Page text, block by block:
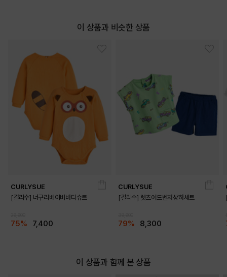
이 상품과 비슷한 상품
CURLYSUE
[컬리수] 너구리베이비바디슈트
75% 7,400
CURLYSUE
[컬리수] 렛츠어드벤처상하세트
79% 8,300
이 상품과 함께 본 상품